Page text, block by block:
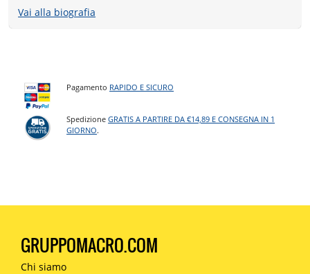
Vai alla biografia
Pagamento RAPIDO E SICURO
SpedizioneGRATIS A PARTIRE DA €14,89 E CONSEGNA IN 1
GIORNO.
GRUPPOMACRO.COM
Chi siamo